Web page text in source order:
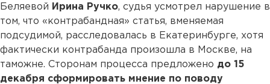
Беляевой Ирина Ручко, судья усмотрел нарушение в
том, что «контрабандная» статья, вменяемая
подсудимой, расследовалась в Екатеринбурге, хотя
фактически контрабанда произошла в Москве, на
таможне. Сторонам процесса предложено до 15
декабря сформировать мнение по поводу